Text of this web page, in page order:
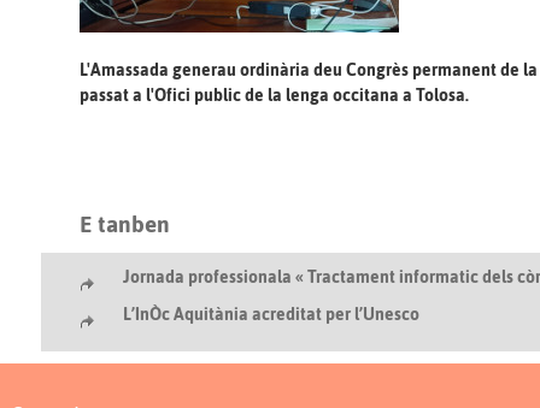
L'Amassada generau ordinària deu Congrès permanent de
passat a l'Ofici public de la lenga occitana a Tolosa.
E tanben
Jornada professionala « Tractament informatic dels
L’InÒc Aquitània acreditat per l’Unesco